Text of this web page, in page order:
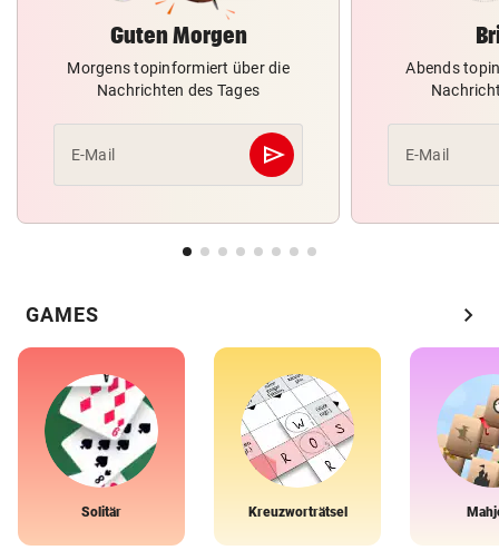
Guten Morgen
Morgens topinformiert über die
Nachrichten des Tages
E-Mail send
Abschicken
Abends
E-Mail
GAMES chevron_right
Solitär Kreuzworträtsel